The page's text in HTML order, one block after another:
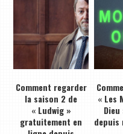
Comment regarder
la saison 2 de
« Ludwig »
gratuitement en
« Les
depuis